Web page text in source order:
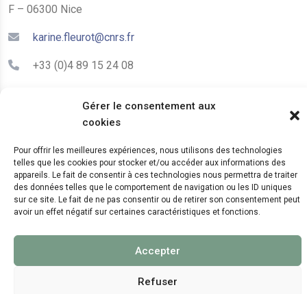
Gérer le consentement aux
cookies
Pour offrir les meilleures expériences, nous utilisons des technologies
telles que les cookies pour stocker et/ou accéder aux informations des
appareils. Le fait de consentir à ces technologies nous permettra de traiter
des données telles que le comportement de navigation ou les ID uniques
sur ce site. Le fait de ne pas consentir ou de retirer son consentement peut
avoir un effet négatif sur certaines caractéristiques et fonctions.
Accepter
Refuser
F – 06300 Nice
karine.fleurot@cnrs.fr
+33 (0)4 89 15 24 08
LE CEPAM EST HÉBERGÉ PAR